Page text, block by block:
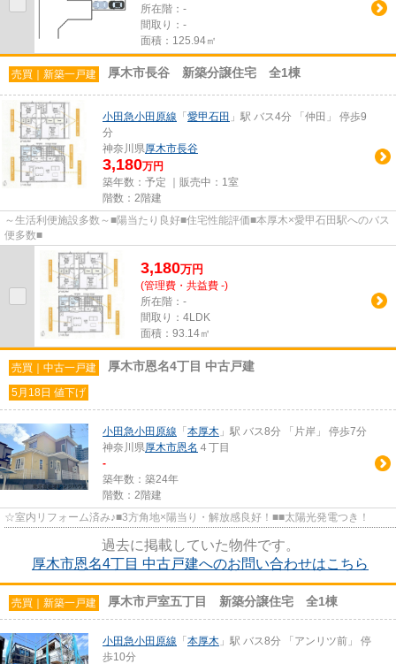
所在階：-
間取り：-
面積：125.94㎡
売買｜新築一戸建 厚木市長谷 新築分譲住宅 全1棟
小田急小田原線 「 愛甲石田 」駅 バス4分 「仲田」 停歩9
分
神奈川県厚木市長谷
3,180万円
築年数：予定 ｜販売中： 1室
階数：2階建
～生活利便施設多数～■陽当たり良好■住宅性能評価■本厚木×愛甲石田駅へのバス
便多数■
3,180万円
(管理費・共益費 -)
所在階：-
間取り：4LDK
面積：93.14㎡
売買｜中古一戸建 厚木市恩名4丁目 中古戸建
5月18日 値下げ
小田急小田原線 「 本厚木 」駅 バス8分 「片岸」 停歩7分
神奈川県厚木市恩名 ４丁目
-
築年数：築24年
階数：2階建
☆室内リフォーム済み♪■3方角地×陽当り・解放感良好！■■太陽光発電つき！
過去に掲載していた物件です。
厚木市恩名4丁目 中古戸建へのお問い合わせはこちら
売買｜新築一戸建 厚木市戸室五丁目 新築分譲住宅 全1棟
小田急小田原線 「 本厚木 」駅 バス8分 「アンリツ前」 停
歩10分